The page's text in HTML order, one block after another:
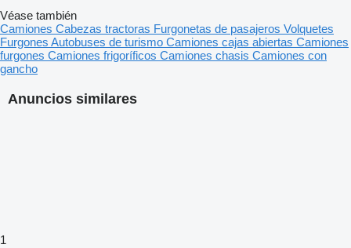
Anuncios similares
1
Véase también
Camiones Cabezas tractoras Furgonetas de pasajeros Volquetes
Furgones Autobuses de turismo Camiones cajas abiertas Camiones
furgones Camiones frigoríficos Camiones chasis Camiones con
gancho